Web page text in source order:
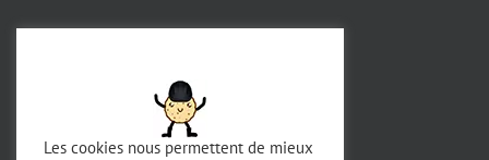
Les cookies nous permettent de mieux